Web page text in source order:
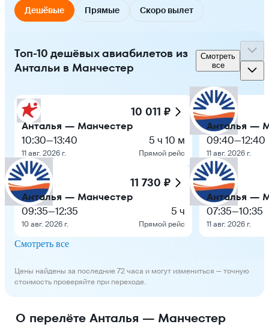
Дешёвые Прямые Скоро вылет
Топ-10 дешёвых авиабилетов из
Антальи в Манчестер
Смотреть
все
10 011 ₽
Анталья — Манчестер
10:30—13:40
11 авг. 2026 г.
5 ч 10 м
Прямой рейс
11 730 ₽
Анталья — Манчестер
09:35—12:35
10 авг. 2026 г.
5 ч
Прямой рейс
Анталья —
09:40—12:40
11 авг. 2026 г.
Анталья —
07:35—10:35
11 авг. 2026 г.
Смотреть все
Цены найдены за последние 72 часа и могут измениться — точную
стоимость проверяйте при переходе.
О перелёте Анталья — Манчестер